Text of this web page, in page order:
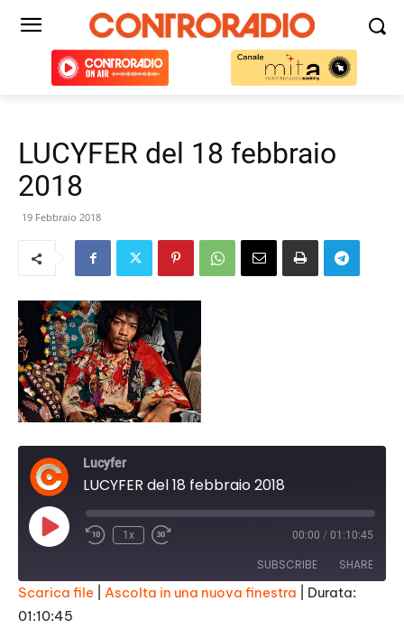
LUCYFER del 18 febbraio
2018
19 Febbraio 2018
Lucyfer
LUCYFER del 18 febbraio 2018
Play
Episode
1x 00:00 / 01:10:45
SUBSCRIBE SHARE
SHARE
Scarica file Ascolta in una nuova finestra
Durata:
01:10:45